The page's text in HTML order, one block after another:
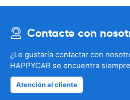
Contacte con
¿Le gustaría contactar con
HAPPYCAR se encuentra
Atención al cliente